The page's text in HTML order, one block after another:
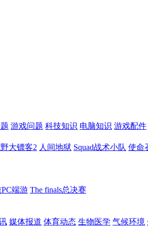
游戏问题 科技知识 电脑知识 游戏配件
大镖客2 人间地狱 Squad战术小队 使命
端游 The finals总决赛
媒体报道 体育动态 生物医学 气候环境